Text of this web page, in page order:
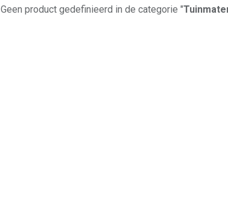
Geen product gedefinieerd in de categorie "